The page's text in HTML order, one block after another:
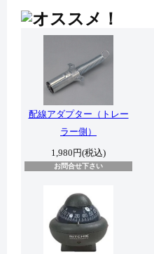
配線アダプター（トレー
ラー側）
1,980円(税込)
お問合せ下さい